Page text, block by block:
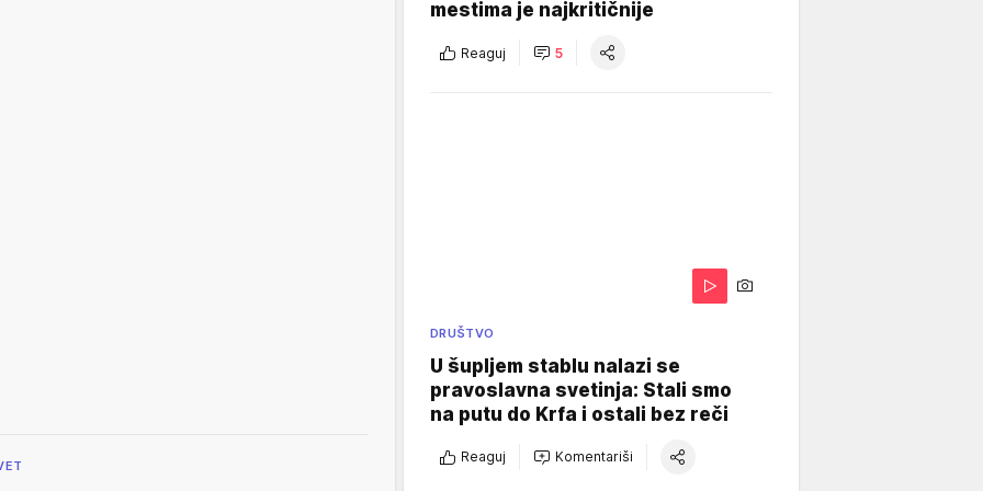
mestima je najkritičnije
Reaguj 5
DRUŠTVO
U šupljem stablu nalazi se
pravoslavna svetinja: Stali smo
na putu do Krfa i ostali bez reči
Reaguj Komentariši